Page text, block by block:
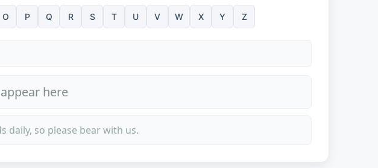
O P Q R S T U V W X Y Z
here
daily, so please bear with us.